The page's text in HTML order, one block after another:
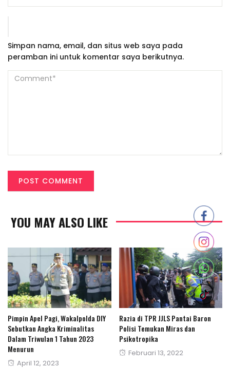
Simpan nama, email, dan situs web saya pada
peramban ini untuk komentar saya berikutnya.
YOU MAY ALSO LIKE
Pimpin Apel Pagi, Wakalpolda DIY
Sebutkan Angka Kriminalitas
Dalam Triwulan 1 Tahun 2023
Menurun
Posted
April 12, 2023
Razia di TPR JJLS Pantai Baron
Polisi Temukan Miras dan
Psikotropika
Posted
Februari 13, 2022